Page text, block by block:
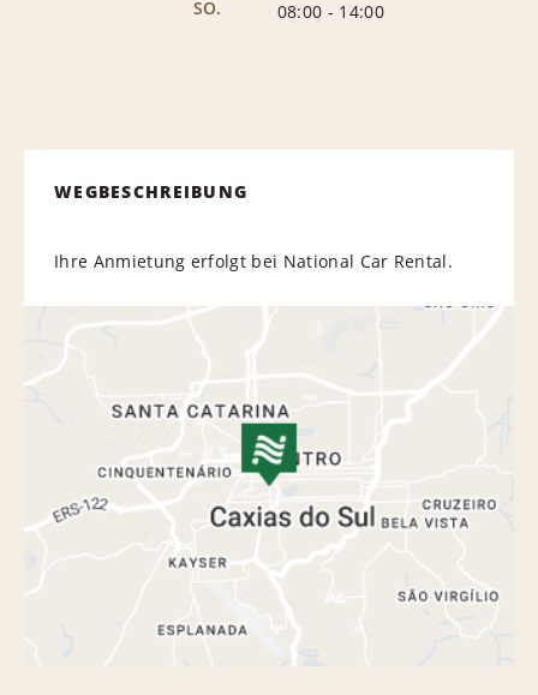
SO.
08:00 - 14:00
WEGBESCHREIBUNG
Ihre Anmietung erfolgt bei National Car Rental.